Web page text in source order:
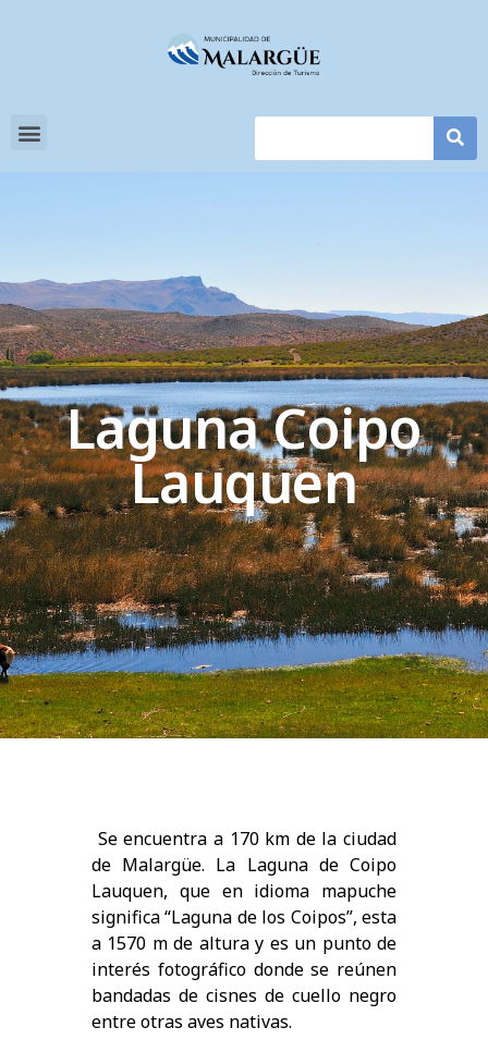
Laguna Coipo
Lauquen
Se encuentra a 170 km de la ciudad
de Malargüe. La Laguna de Coipo
Lauquen, que en idioma mapuche
significa “Laguna de los Coipos”, esta
a 1570 m de altura y es un punto de
interés fotográfico donde se reúnen
bandadas de cisnes de cuello negro
entre otras aves nativas.